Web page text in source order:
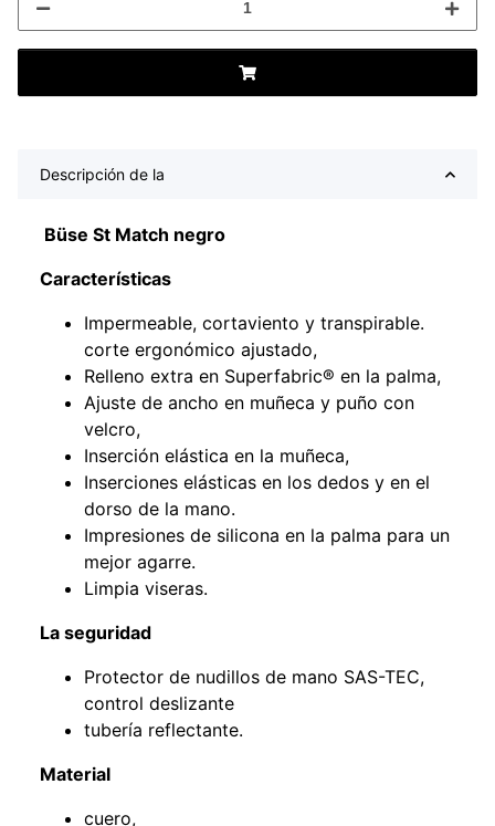
Descripción de la
Büse St Match negro
Características
Impermeable, cortaviento y transpirable.
corte ergonómico ajustado,
Relleno extra en Superfabric® en la palma,
Ajuste de ancho en muñeca y puño con
velcro,
Inserción elástica en la muñeca,
Inserciones elásticas en los dedos y en el
dorso de la mano.
Impresiones de silicona en la palma para un
mejor agarre.
Limpia viseras.
La seguridad
Protector de nudillos de mano SAS-TEC,
control deslizante
tubería reflectante.
Material
cuero,